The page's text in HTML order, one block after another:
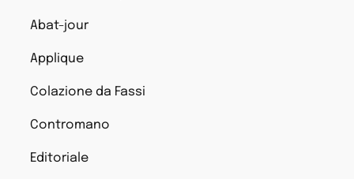
Abat-jour
Applique
Colazione da Fassi
Contromano
Editoriale